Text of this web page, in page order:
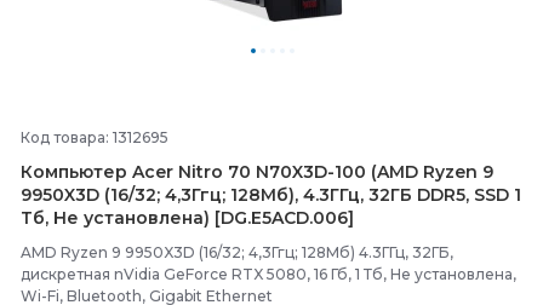
Код товара: 1312695
Компьютер Acer Nitro 70 N70X3D-100 (AMD Ryzen 9
9950X3D (16/32; 4,3Ггц; 128Мб), 4.3ГГц, 32ГБ DDR5, SSD 1
Тб, Не установлена) [DG.E5ACD.006]
AMD Ryzen 9 9950X3D (16/32; 4,3Ггц; 128Мб) 4.3ГГц, 32ГБ,
дискретная nVidia GeForce RTX 5080, 16 Гб, 1 Тб, Не установлена,
Wi-Fi, Bluetooth, Gigabit Ethernet